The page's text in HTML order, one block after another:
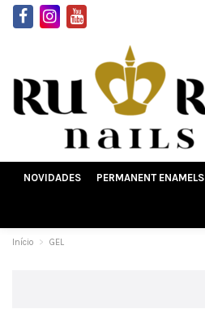
NOVIDADES PERMANENT ENAMELS
Início GEL